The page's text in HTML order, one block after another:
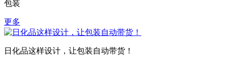
包装
更多
日化品这样设计，让包装自动带货！